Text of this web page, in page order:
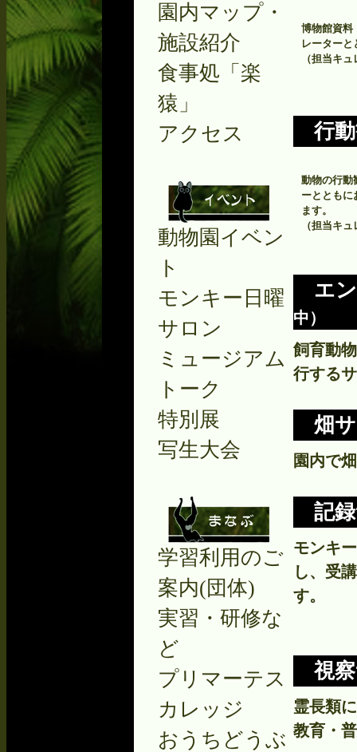
博物館資料
レーターと
（担当キ
行動
動物の行動
ーとともに
ます。
（担当キ
エン
中）
飼育動
行する
畑サ
園内で
記録
モンキ
し、受
す。
視察
霊長類
教育・
園内マップ・
施設紹介
食事処「楽
猿」
アクセス
動物園イベン
ト
モンキー日曜
サロン
ミュージアム
トーク
特別展
写生大会
学習利用のご
案内(団体)
実習・研修な
ど
プリマーテス
カレッジ
おうちどうぶ